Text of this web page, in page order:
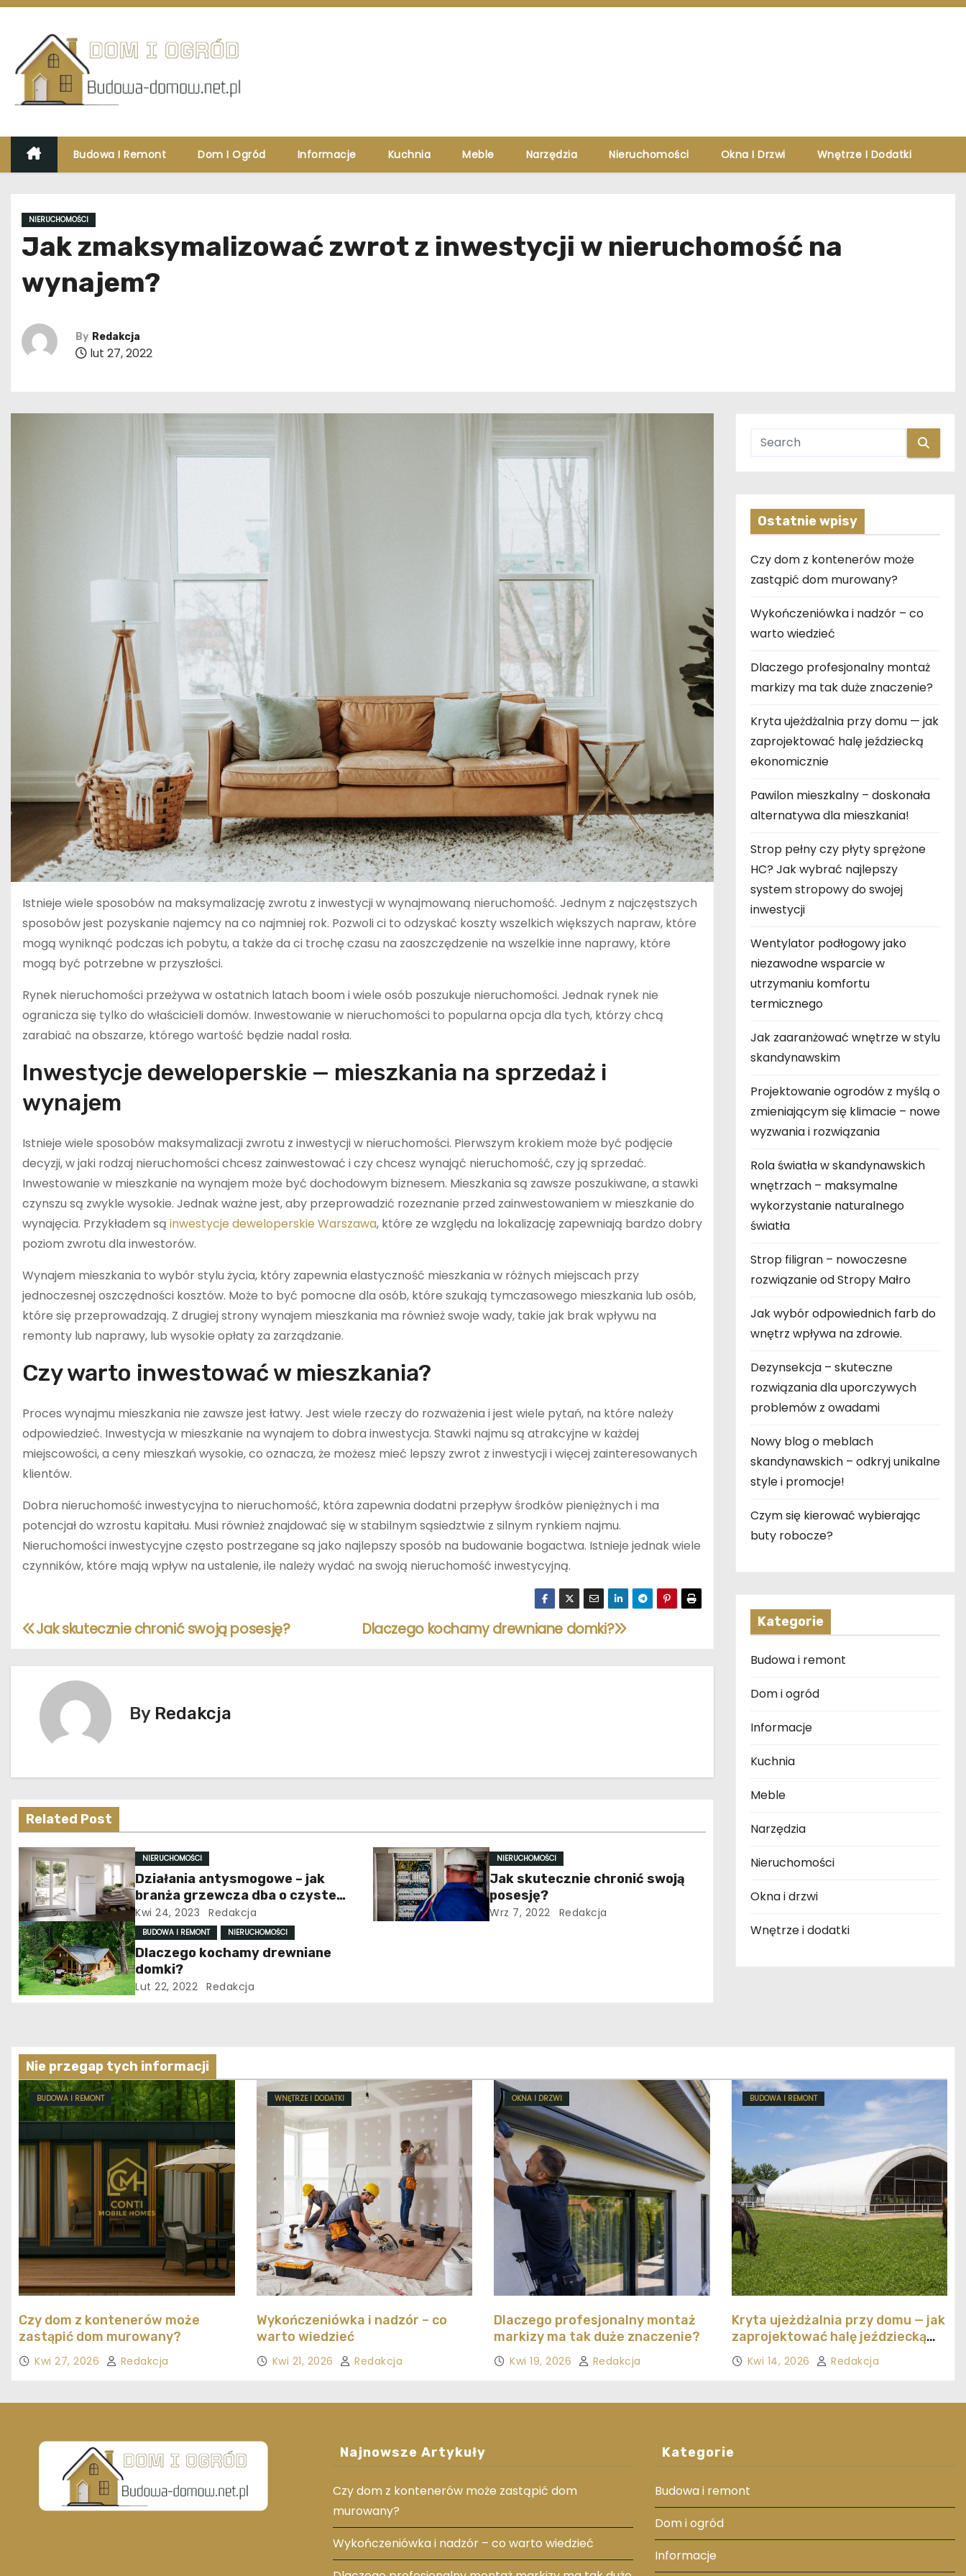
S
n
Budowa I Remont Dom I Ogród Informacje Kuchnia Meble Narzędzia Nieruchomości Okna I Drzwi Wnętrze I Dodatki
NIERUCHOMOŚCI
Jak zmaksymalizować zwrot z inwestycji w nieruchomość na
wynajem?
By Redakcja
lut 27, 2022
Istnieje wiele sposobów na maksymalizację zwrotu z inwestycji w wynajmowaną nieruchomość. Jednym z najczęstszych
sposobów jest pozyskanie najemcy na co najmniej rok. Pozwoli ci to odzyskać koszty wszelkich większych napraw, które
mogą wyniknąć podczas ich pobytu, a także da ci trochę czasu na zaoszczędzenie na wszelkie inne naprawy, które
mogą być potrzebne w przyszłości.
Rynek nieruchomości przeżywa w ostatnich latach boom i wiele osób poszukuje nieruchomości. Jednak rynek nie
ogranicza się tylko do właścicieli domów. Inwestowanie w nieruchomości to popularna opcja dla tych, którzy chcą
zarabiać na obszarze, którego wartość będzie nadal rosła.
Inwestycje deweloperskie — mieszkania na sprzedaż i
wynajem
Istnieje wiele sposobów maksymalizacji zwrotu z inwestycji w nieruchomości. Pierwszym krokiem może być podjęcie
decyzji, w jaki rodzaj nieruchomości chcesz zainwestować i czy chcesz wynająć nieruchomość, czy ją sprzedać.
Inwestowanie w mieszkanie na wynajem może być dochodowym biznesem. Mieszkania są zawsze poszukiwane, a stawki
czynszu są zwykle wysokie. Jednak ważne jest, aby przeprowadzić rozeznanie przed zainwestowaniem w mieszkanie do
wynajęcia. Przykładem są inwestycje deweloperskie Warszawa, które ze względu na lokalizację zapewniają bardzo dobry
poziom zwrotu dla inwestorów.
Wynajem mieszkania to wybór stylu życia, który zapewnia elastyczność mieszkania w różnych miejscach przy
jednoczesnej oszczędności kosztów. Może to być pomocne dla osób, które szukają tymczasowego mieszkania lub osób,
które się przeprowadzają. Z drugiej strony wynajem mieszkania ma również swoje wady, takie jak brak wpływu na
remonty lub naprawy, lub wysokie opłaty za zarządzanie.
Czy warto inwestować w mieszkania?
Proces wynajmu mieszkania nie zawsze jest łatwy. Jest wiele rzeczy do rozważenia i jest wiele pytań, na które należy
odpowiedzieć. Inwestycja w mieszkanie na wynajem to dobra inwestycja. Stawki najmu są atrakcyjne w każdej
miejscowości, a ceny mieszkań wysokie, co oznacza, że możesz mieć lepszy zwrot z inwestycji i więcej zainteresowanych
klientów.
Dobra nieruchomość inwestycyjna to nieruchomość, która zapewnia dodatni przepływ środków pieniężnych i ma
potencjał do wzrostu kapitału. Musi również znajdować się w stabilnym sąsiedztwie z silnym rynkiem najmu.
Nieruchomości inwestycyjne często postrzegane są jako najlepszy sposób na budowanie bogactwa. Istnieje jednak wiele
czynników, które mają wpływ na ustalenie, ile należy wydać na swoją nieruchomość inwestycyjną.
N
a
a
c
j
a
w
p
i
s
Dlaczego kochamy drewniane domki?
Jak skutecznie chronić swoją posesję?
By Redakcja
Related Post
NIERUCHOMOŚCI
Działania antysmogowe – jak
branża grzewcza dba o czyste
powietrze?
Kwi 24, 2023 Redakcja
NIERUCHOMOŚCI
Jak skutecznie chronić swoją
posesję?
Wrz 7, 2022 Redakcja
BUDOWA I REMONT NIERUCHOMOŚCI
Dlaczego kochamy drewniane
domki?
Lut 22, 2022 Redakcja
Ostatnie wpisy
Czy dom z kontenerów może
zastąpić dom murowany?
Wykończeniówka i nadzór – co
warto wiedzieć
Dlaczego profesjonalny montaż
markizy ma tak duże znaczenie?
Kryta ujeżdżalnia przy domu — jak
zaprojektować halę jeździecką
ekonomicznie
Pawilon mieszkalny – doskonała
alternatywa dla mieszkania!
Strop pełny czy płyty sprężone
HC? Jak wybrać najlepszy
system stropowy do swojej
inwestycji
Wentylator podłogowy jako
niezawodne wsparcie w
utrzymaniu komfortu
termicznego
Jak zaaranżować wnętrze w stylu
skandynawskim
Projektowanie ogrodów z myślą o
zmieniającym się klimacie – nowe
wyzwania i rozwiązania
Rola światła w skandynawskich
wnętrzach – maksymalne
wykorzystanie naturalnego
światła
Strop filigran – nowoczesne
rozwiązanie od Stropy Małro
Jak wybór odpowiednich farb do
wnętrz wpływa na zdrowie.
Dezynsekcja – skuteczne
rozwiązania dla uporczywych
problemów z owadami
Nowy blog o meblach
skandynawskich – odkryj unikalne
style i promocje!
Czym się kierować wybierając
buty robocze?
Kategorie
Budowa i remont
Dom i ogród
Informacje
Kuchnia
Meble
Narzędzia
Nieruchomości
Okna i drzwi
Wnętrze i dodatki
Nie przegap tych informacji
BUDOWA I REMONT
Czy dom z kontenerów może
zastąpić dom murowany?
Kwi 27, 2026 Redakcja
WNĘTRZE I DODATKI
Wykończeniówka i nadzór – co
warto wiedzieć
Kwi 21, 2026 Redakcja
OKNA I DRZWI
Dlaczego profesjonalny montaż
markizy ma tak duże znaczenie?
Kwi 19, 2026 Redakcja
BUDOWA I REMONT
Kryta ujeżdżalnia przy domu — jak
zaprojektować halę jeździecką
ekonomicznie
Kwi 14, 2026 Redakcja
Najnowsze Artykuły
Czy dom z kontenerów może zastąpić dom
murowany?
Wykończeniówka i nadzór – co warto wiedzieć
Kategorie
Budowa i remont
Dom i ogród
Informacje